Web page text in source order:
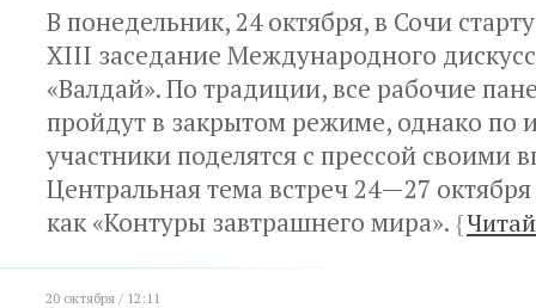
В понедельник, 24 октября, в Сочи
XIII заседание Международного
«Валдай». По традиции, все рабочие
пройдут в закрытом режиме, однако по
участники поделятся с прессой своими
Центральная тема встреч 24—27
как «Контуры завтрашнего мира». {
20 октября / 12:11